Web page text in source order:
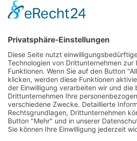
Newsletter
LogIn
Legal
Impressum
Datenschutzerklärung
Cookie-Einstellungen